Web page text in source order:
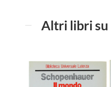
Altri libri su